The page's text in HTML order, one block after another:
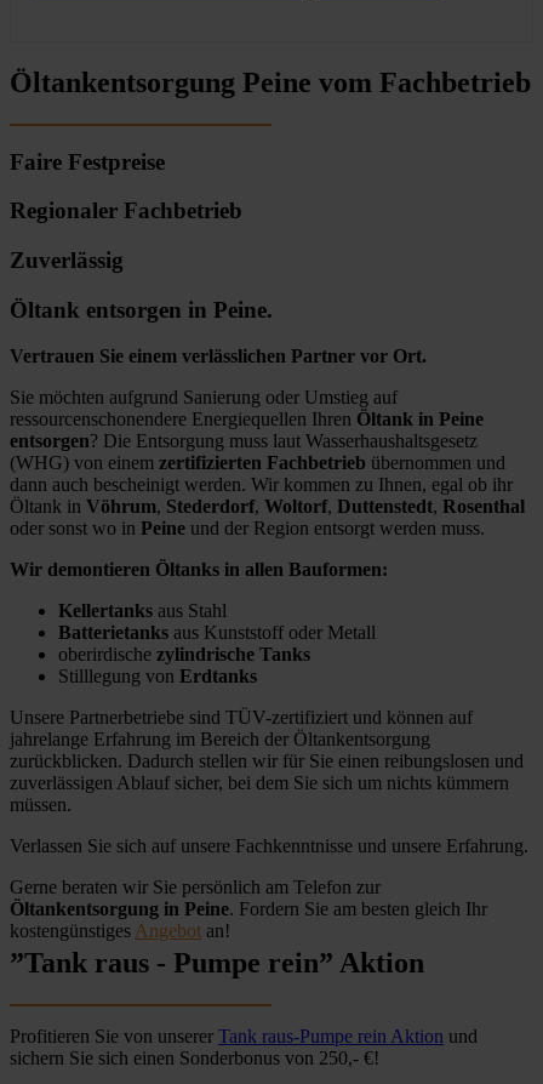
Öltankentsorgung Peine vom Fachbetrieb
Faire Festpreise
Regionaler Fachbetrieb
Zuverlässig
Öltank entsorgen in Peine.
Vertrauen Sie einem verlässlichen Partner vor Ort.
Sie möchten aufgrund Sanierung oder Umstieg auf
ressourcenschonendere Energiequellen Ihren Öltank in Peine
entsorgen? Die Entsorgung muss laut Wasserhaushaltsgesetz
(WHG) von einem zertifizierten Fachbetrieb übernommen und
dann auch bescheinigt werden. Wir kommen zu Ihnen, egal ob ihr
Öltank in Vöhrum, Stederdorf, Woltorf, Duttenstedt, Rosenthal
oder sonst wo in Peine und der Region entsorgt werden muss.
Wir demontieren Öltanks in allen Bauformen:
Kellertanks aus Stahl
Batterietanks aus Kunststoff oder Metall
oberirdische zylindrische Tanks
Stilllegung von Erdtanks
Unsere Partnerbetriebe sind TÜV-zertifiziert und können auf
jahrelange Erfahrung im Bereich der Öltankentsorgung
zurückblicken. Dadurch stellen wir für Sie einen reibungslosen und
zuverlässigen Ablauf sicher, bei dem Sie sich um nichts kümmern
müssen.
Verlassen Sie sich auf unsere Fachkenntnisse und unsere Erfahrung.
Gerne beraten wir Sie persönlich am Telefon zur
Öltankentsorgung in Peine. Fordern Sie am besten gleich Ihr
kostengünstiges Angebot an!
”Tank raus - Pumpe rein” Aktion
Profitieren Sie von unserer Tank raus-Pumpe rein Aktion und
sichern Sie sich einen Sonderbonus von 250,- €!